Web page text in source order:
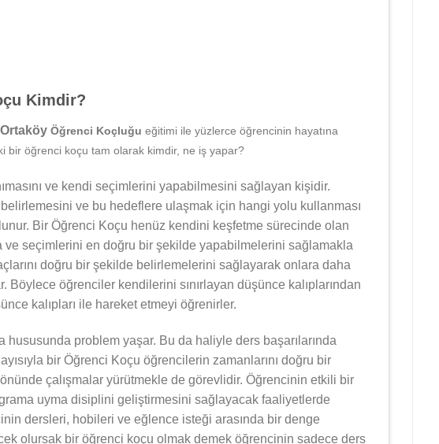
Kimdir?
Öğrenci Koçluğu eğitimi ile yüzlerce öğrencinin hayatına
bir öğrenci koçu tam olarak kimdir, ne iş yapar?
ve kendi seçimlerini yapabilmesini sağlayan kişidir.
ve bu hedeflere ulaşmak için hangi yolu kullanması
Bir Öğrenci Koçu henüz kendini keşfetme sürecinde olan
ve seçimlerini en doğru bir şekilde yapabilmelerini sağlamakla
doğru bir şekilde belirlemelerini sağlayarak onlara daha
Böylece öğrenciler kendilerini sınırlayan düşünce kalıplarından
kalıpları ile hareket etmeyi öğrenirler.
hususunda problem yaşar. Bu da haliyle ders başarılarında
bir Öğrenci Koçu öğrencilerin zamanlarını doğru bir
çalışmalar yürütmekle de görevlidir. Öğrencinin etkili bir
uyma disiplini geliştirmesini sağlayacak faaliyetlerde
dersleri, hobileri ve eğlence isteği arasında bir denge
olursak bir öğrenci koçu olmak demek öğrencinin sadece ders